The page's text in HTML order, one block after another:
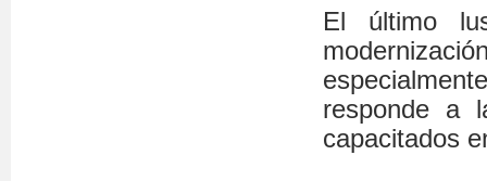
El último
responde a
capacitados